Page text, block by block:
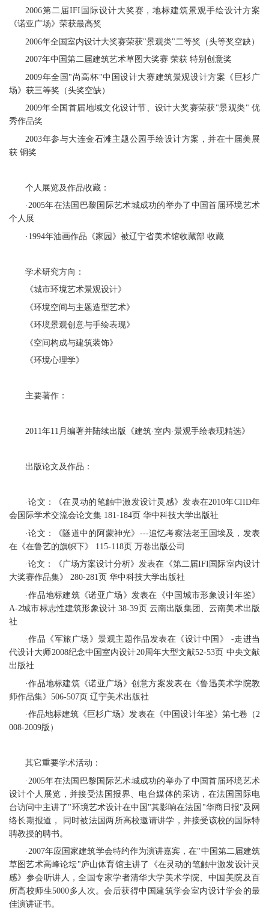
2006第二届IFI国际设计大奖赛，地标建筑景观手绘设计方案
《诺亚广场》荣获最高奖
2006年全国室内设计大奖赛荣获"景观类"二等奖（头等奖空缺）
2007年中国第二届建筑艺术草图大奖赛 荣获 特别创意奖
2009年全国"尚高杯"中国设计大赛建筑景观设计方案《巨杉广
场》获三等奖（头奖空缺）
2009年全国首届地域文化设计节、设计大奖赛荣获"景观类" 优
秀作品奖
2003年参与大连金石滩主题公园手绘设计方案，并在十届美展
获 铜奖
个人展览及作品收藏：
·2005年在法国巴黎国际艺术城成功的举办了中国首届环境艺术
个人展
·1994年油画作品《家园》被辽宁省美术馆收藏部 收藏
学术研究方向：
《城市环境艺术景观设计》
《环境空间与主题造型艺术》
《环境景观创意与手绘表现》
《空间构成与建筑装饰》
《环境心理学》
主要著作：
2011年11月编著并陆续出版《建筑·室内·景观手绘表现精选》
出版论文及作品：
·论文：《在灵动的笔触中激发设计灵感》发表在2010年CIID年
会国际学术交流会论文集 181-184页 华中科技大学出版社
·论文：《隧道中的阿蒙神光》---追忆考察法老王国埃及，发表
在《在鲁艺的旗帜下》 115-118页 万卷出版公司
·论文：《广场方案设计分析》发表在《第二届IFI国际室内设计
大奖赛作品集》 280-281页 华中科技大学出版社
·作品地标建筑《诺亚广场》发表在《中国城市形象设计年鉴》
A-2城市标志性建筑形象设计 38-39页 云南出版集团、云南美术出版
社
·作品《军旅广场》景观主题作品发表在《设计中国》 -走进当
代设计大师2008纪念中国室内设计20周年大型文献52-53页 中央文献
出版社
·作品地标建筑《诺亚广场》创意方案发表在《鲁迅美术学院教
师作品集》506-507页 辽宁美术出版社
·作品地标建筑《巨杉广场》发表在《中国设计年鉴》第七卷（2
008-2009版）
其它重要学术活动：
·2005年在法国巴黎国际艺术城成功的举办了中国首届环境艺术
设计个人展览，并接受法国报界、电台媒体的采访，在法国国际电
台访问中主讲了"环境艺术设计在中国"其影响在法国"华商日报"及网
络长期报道， 同时被法国两所高校邀请讲学，并接受该校的国际特
聘教授的聘书。
·2007年应国家建筑学会特约作为演讲嘉宾，在"中国第二届建筑
草图艺术高峰论坛"庐山体育馆主讲了《在灵动的笔触中激发设计灵
感》参会听讲人，全国专家学者清华大学美术学院、中国美院及百
所高校师生5000多人次。会后获得中国建筑学会室内设计学会的最
佳演讲证书。